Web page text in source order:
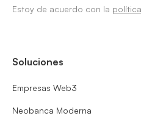
Estoy de acuerdo con la
Soluciones
Empresas Web3
Neobanca Moderna